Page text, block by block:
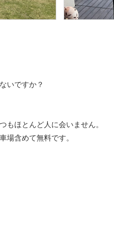
いですか？
もほとんど人に会いません。
場含めて無料です。